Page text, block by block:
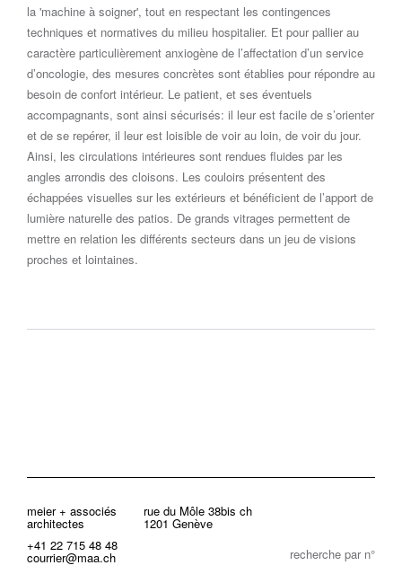
la 'machine à soigner', tout en respectant les contingences
techniques et normatives du milieu hospitalier. Et pour pallier au
caractère particulièrement anxiogène de l’affectation d’un service
d’oncologie, des mesures concrètes sont établies pour répondre au
besoin de confort intérieur. Le patient, et ses éventuels
accompagnants, sont ainsi sécurisés: il leur est facile de s’orienter
et de se repérer, il leur est loisible de voir au loin, de voir du jour.
Ainsi, les circulations intérieures sont rendues fluides par les
angles arrondis des cloisons. Les couloirs présentent des
échappées visuelles sur les extérieurs et bénéficient de l’apport de
lumière naturelle des patios. De grands vitrages permettent de
mettre en relation les différents secteurs dans un jeu de visions
proches et lointaines.
meier + associés
architectes
rue du Môle 38bis ch
1201 Genève
+41 22 715 48 48
courrier@maa.ch recherche par n°